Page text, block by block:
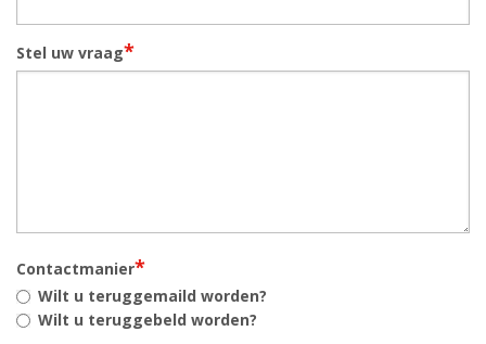
Stel uw vraag*
Contactmanier*
Wilt u teruggemaild worden?
Wilt u teruggebeld worden?